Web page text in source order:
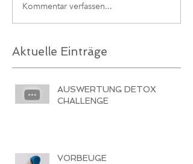
Kommentar verfassen...
Aktuelle Einträge
AUSWERTUNG DETOX
CHALLENGE
VORBEUGE